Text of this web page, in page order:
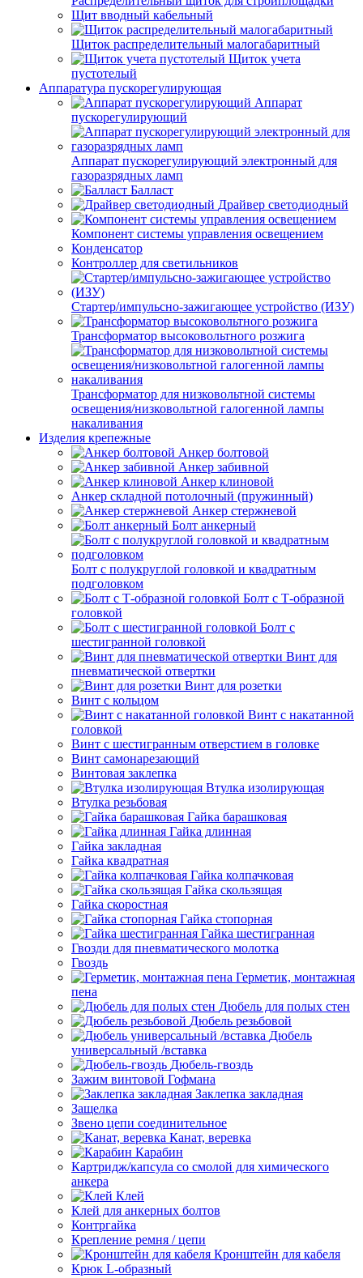
Щит вводный кабельный
Щиток распределительный малогабаритный
Щиток учета
пустотелый
Аппаратура пускорегулирующая
Аппарат
пускорегулирующий
Аппарат пускорегулирующий электронный для
газоразрядных ламп
Балласт
Драйвер светодиодный
Компонент системы управления освещением
Конденсатор
Контроллер для светильников
Стартер/импульсно-зажигающее устройство (ИЗУ)
Трансформатор высоковольтного розжига
Трансформатор для низковольтной системы
освещения/низковольтной галогенной лампы
накаливания
Изделия крепежные
Анкер болтовой
Анкер забивной
Анкер клиновой
Анкер складной потолочный (пружинный)
Анкер стержневой
Болт анкерный
Болт с полукруглой головкой и квадратным
подголовком
Болт с Т-образной
головкой
Болт с
шестигранной головкой
Винт для
пневматической отвертки
Винт для розетки
Винт с кольцом
Винт с накатанной
головкой
Винт с шестигранным отверстием в головке
Винт самонарезающий
Винтовая заклепка
Втулка изолирующая
Втулка резьбовая
Гайка барашковая
Гайка длинная
Гайка закладная
Гайка квадратная
Гайка колпачковая
Гайка скользящая
Гайка скоростная
Гайка стопорная
Гайка шестигранная
Гвозди для пневматического молотка
Гвоздь
Герметик, монтажная
пена
Дюбель для полых стен
Дюбель резьбовой
Дюбель
универсальный /вставка
Дюбель-гвоздь
Зажим винтовой Гофмана
Заклепка закладная
Защелка
Звено цепи соединительное
Канат, веревка
Карабин
Картридж/капсула со смолой для химического
анкера
Клей
Клей для анкерных болтов
Контргайка
Крепление ремня / цепи
Кронштейн для кабеля
Крюк L-образный